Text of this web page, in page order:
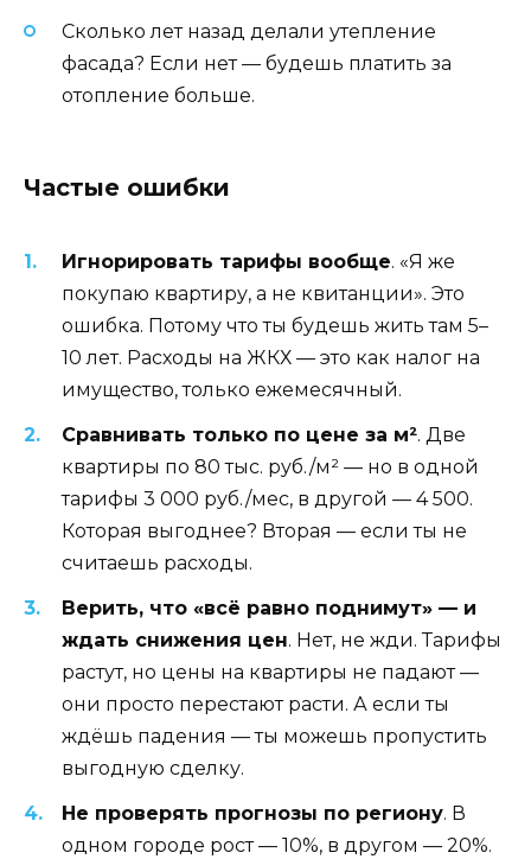
Сколько лет назад делали утепление
фасада? Если нет — будешь платить за
отопление больше.
Частые ошибки
Игнорировать тарифы вообще. «Я же
покупаю квартиру, а не квитанции». Это
ошибка. Потому что ты будешь жить там 5–
10 лет. Расходы на ЖКХ — это как налог на
имущество, только ежемесячный.
Сравнивать только по цене за м². Две
квартиры по 80 тыс. руб./м² — но в одной
тарифы 3 000 руб./мес, в другой — 4 500.
Которая выгоднее? Вторая — если ты не
считаешь расходы.
Верить, что «всё равно поднимут» — и
ждать снижения цен. Нет, не жди. Тарифы
растут, но цены на квартиры не падают —
они просто перестают расти. А если ты
ждёшь падения — ты можешь пропустить
выгодную сделку.
Не проверять прогнозы по региону. В
одном городе рост — 10%, в другом — 20%.